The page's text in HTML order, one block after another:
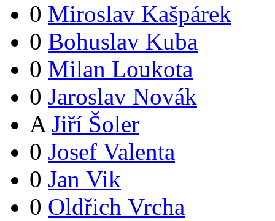
0 Miroslav Kašpárek
0 Bohuslav Kuba
0 Milan Loukota
0 Jaroslav Novák
A Jiří Šoler
0 Josef Valenta
0 Jan Vik
0 Oldřich Vrcha